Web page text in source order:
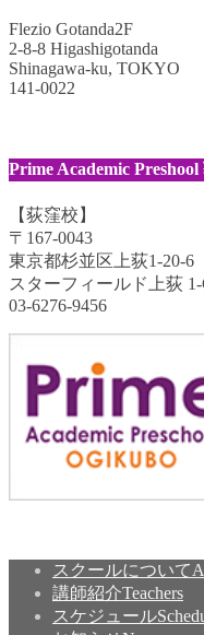
Flezio Gotanda2F
2-8-8 Higashigotanda
Shinagawa-ku, TOKYO
141-0022
Prime Academic
【荻窪校】
〒167-0043
東京都杉並区上荻1-20-6
スターフィールド上荻 1-
03-6276-9456
スクールについて
講師紹介Teachers
スケジュール